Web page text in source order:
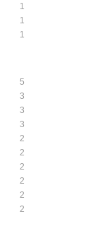
1
1
1
5
3
3
3
2
2
2
2
2
2